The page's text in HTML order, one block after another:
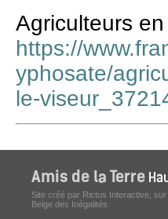
Agriculteurs
https://
yphosate/
le-
Site créé par Rictus Interactive,
Belge des Inégalités